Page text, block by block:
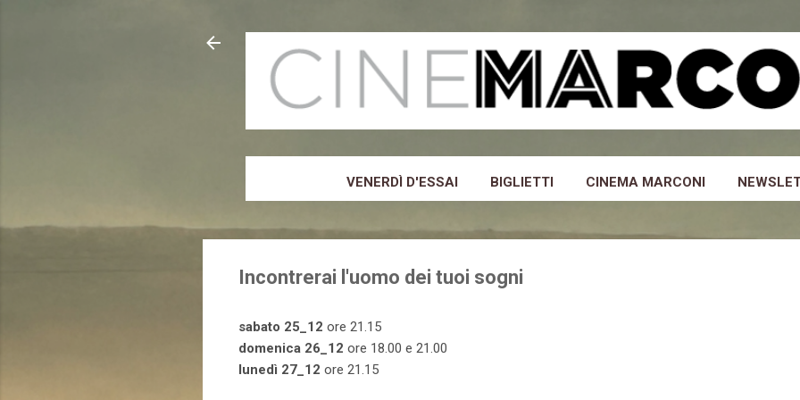
VENERDÌ D'ESSAI BIGLIETTI CINEMA MARCONI
Incontrerai l'uomo dei tuoi sogni
sabato 25_12 ore 21.15
domenica 26_12 ore 18.00 e 21.00
lunedì 27_12 ore 21.15